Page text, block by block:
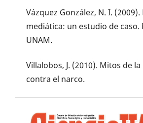
Vázquez González, N. I. (2009).
mediática: un estudio de caso.
UNAM.
Villalobos, J. (2010). Mitos de
contra el narco.